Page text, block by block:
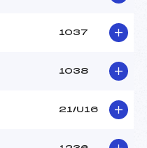
1037
1038
21/U16